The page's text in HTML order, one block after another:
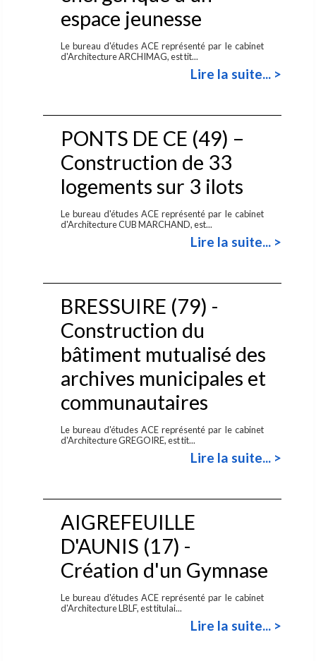
espace jeunesse
Le bureau d'études ACE représenté par le cabinet
d'Architecture ARCHIMAG, est tit...
Lire la suite... >
PONTS DE CE (49) –
Construction de 33
logements sur 3 ilots
Le bureau d'études ACE représenté par le cabinet
d'Architecture CUB MARCHAND, est...
Lire la suite... >
BRESSUIRE (79) -
Construction du
bâtiment mutualisé des
archives municipales et
communautaires
Le bureau d'études ACE représenté par le cabinet
d'Architecture GREGOIRE, est tit...
Lire la suite... >
AIGREFEUILLE
D'AUNIS (17) -
Création d'un Gymnase
Le bureau d'études ACE représenté par le cabinet
d'Architecture LBLF, est titulai...
Lire la suite... >